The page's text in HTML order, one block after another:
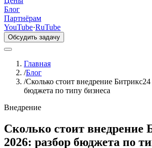
Блог
Партнёрам
YouTube·RuTube
Обсудить задачу
Главная
/Блог
/Сколько стоит внедрение
бюджета по типу бизнеса
Внедрение
Сколько стоит внедрение
2026: разбор бюджета по